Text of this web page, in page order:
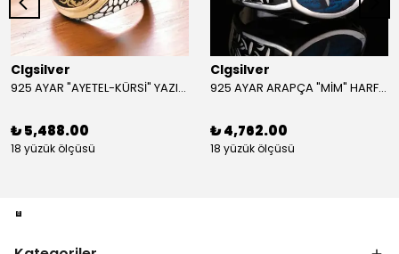
Clgsilver
925 AYAR "AYETEL-KÜRSİ" YAZILI GÜMÜŞ ERKEK YÜZÜK
₺ 5,488.00
18 yüzük ölçüsü
Clgsilver
925 AYAR ARAPÇA "MİM" HARFLİ GÜMÜŞ ERKEK YÜZÜK
₺ 4,762.00
18 yüzük ölçüsü